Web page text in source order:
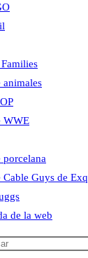
animales
WWE
porcelana
Cable Guys de
de la web